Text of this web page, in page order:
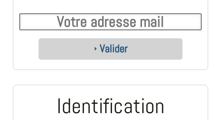
Valider
Identification